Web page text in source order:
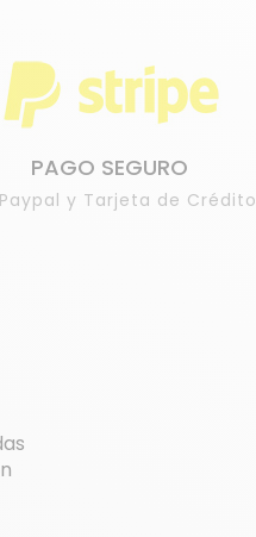
PAGO SEGURO
y Tarjeta de Crédito